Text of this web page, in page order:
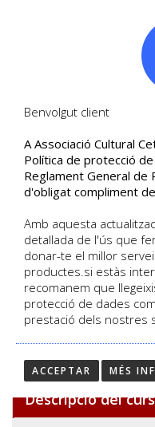
HISTÒRIA
RELIGIONS
DETALL DEL CURS
Vicenç Villatoro | Data
Català
Curs
HOME / CURSOS /
Descripció del curs
Benvolgut client
A Associació Cultural
Política de protecció
Reglament General de
d'obligat compliment
Amb aquesta
detallada de l'ús que
donar-te el millor
productes.si estàs
recomanem que
protecció de dades
prestació dels nostres
ACCEPTAR MÉS